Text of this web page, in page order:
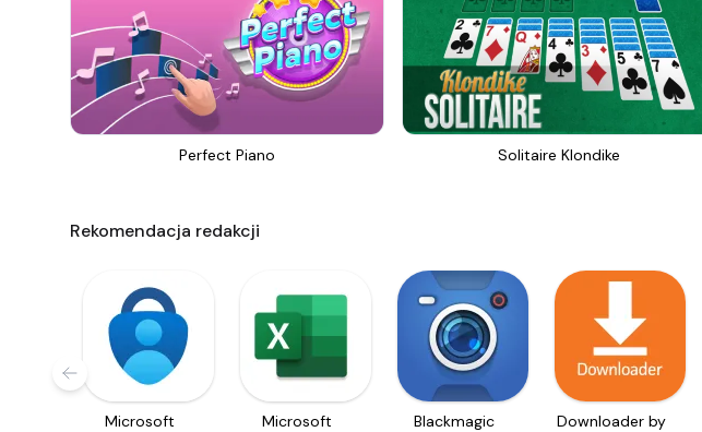
Perfect Piano Solitaire Klondike
Rekomendacja redakcji
Microsoft
Microsoft
Blackmagic
Downloader by